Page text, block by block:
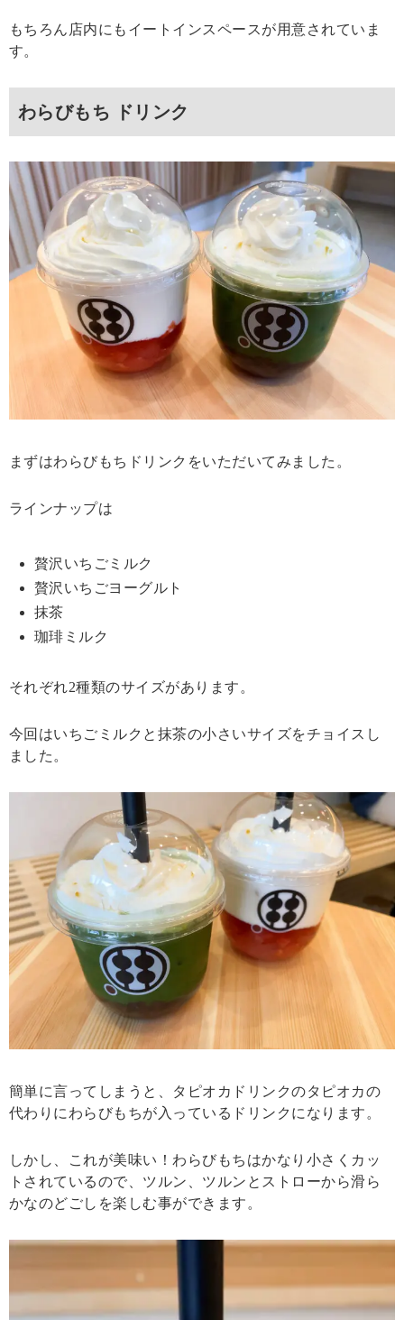
もちろん店内にもイートインスペースが用意されていま
す。
わらびもち ドリンク
まずはわらびもちドリンクをいただいてみました。
ラインナップは
贅沢いちごミルク
贅沢いちごヨーグルト
抹茶
珈琲ミルク
それぞれ2種類のサイズがあります。
今回はいちごミルクと抹茶の小さいサイズをチョイスし
ました。
簡単に言ってしまうと、タピオカドリンクのタピオカの
代わりにわらびもちが入っているドリンクになります。
しかし、これが美味い！わらびもちはかなり小さくカッ
トされているので、ツルン、ツルンとストローから滑ら
かなのどごしを楽しむ事ができます。